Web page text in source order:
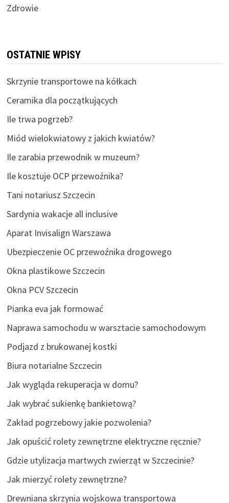
Zdrowie
OSTATNIE WPISY
Skrzynie transportowe na kółkach
Ceramika dla początkujących
Ile trwa pogrzeb?
Miód wielokwiatowy z jakich kwiatów?
Ile zarabia przewodnik w muzeum?
Ile kosztuje OCP przewoźnika?
Tani notariusz Szczecin
Sardynia wakacje all inclusive
Aparat Invisalign Warszawa
Ubezpieczenie OC przewoźnika drogowego
Okna plastikowe Szczecin
Okna PCV Szczecin
Pianka eva jak formować
Naprawa samochodu w warsztacie samochodowym
Podjazd z brukowanej kostki
Biura notarialne Szczecin
Jak wygląda rekuperacja w domu?
Jak wybrać sukienkę bankietową?
Zakład pogrzebowy jakie pozwolenia?
Jak opuścić rolety zewnętrzne elektryczne ręcznie?
Gdzie utylizacja martwych zwierząt w Szczecinie?
Jak mierzyć rolety zewnętrzne?
Drewniana skrzynia wojskowa transportowa